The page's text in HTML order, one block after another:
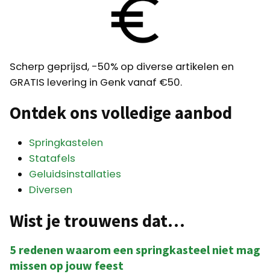
Scherp geprijsd, -50% op diverse artikelen en
GRATIS levering in Genk vanaf €50.
Ontdek ons volledige aanbod
Springkastelen
Statafels
Geluidsinstallaties
Diversen
Wist je trouwens dat…
5 redenen waarom een springkasteel niet mag
missen op jouw feest